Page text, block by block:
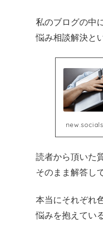
私のブログの中に
悩み相談解決と
読者から頂いた
そのまま解答し
本当にそれぞれ
悩みを抱えてい